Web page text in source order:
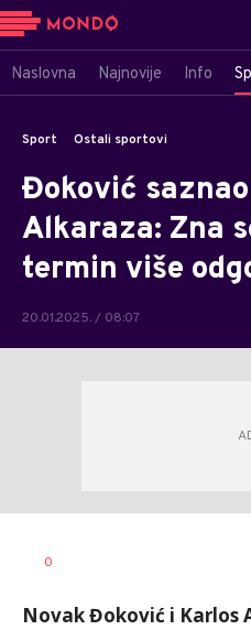
Naslovna Najnovije Info
Sport Ostali sportovi
Đoković
Alkaraza: Zna
termin više
20.01.2025. / 08:07
0
Novak Đoković i Karlos